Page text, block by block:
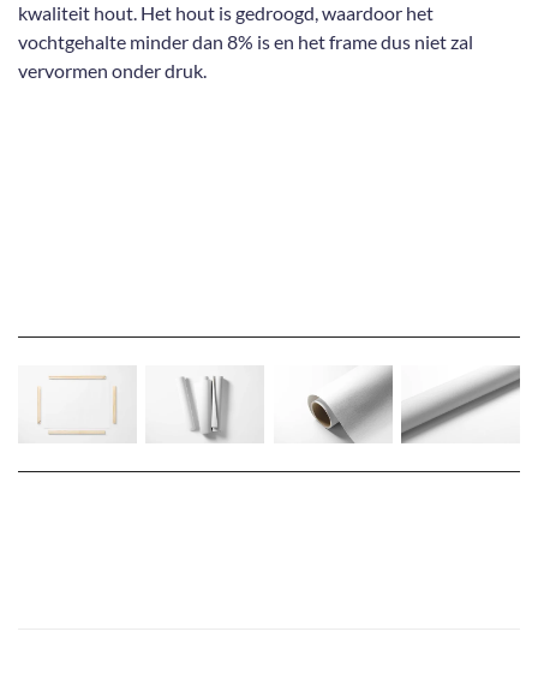
kwaliteit hout. Het hout is gedroogd, waardoor het
vochtgehalte minder dan 8% is en het frame dus niet zal
vervormen onder druk.